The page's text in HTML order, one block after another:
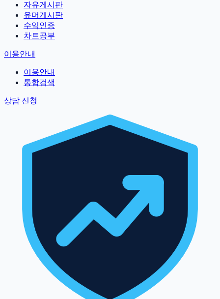
자유게시판
유머게시판
수익인증
차트공부
이용안내
이용안내
통합검색
상담 신청